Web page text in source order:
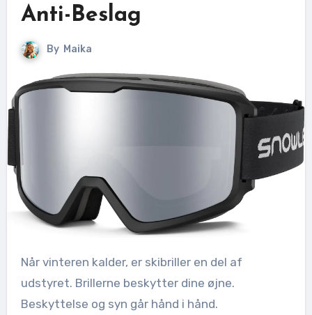
Anti-Beslag
By Maika
Når vinteren kalder, er skibriller en del af
udstyret. Brillerne beskytter dine øjne.
Beskyttelse og syn går hånd i hånd.